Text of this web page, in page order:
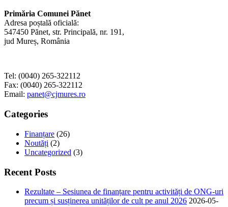
Primăria Comunei Pănet
Adresa poștală oficială:
547450 Pănet, str. Principală, nr. 191,
jud Mureș, România
Tel: (0040) 265-322112
Fax: (0040) 265-322112
Email: panet@cjmures.ro
Categories
Finanțare (26)
Noutăți (2)
Uncategorized (3)
Recent Posts
Rezultate – Sesiunea de finanțare pentru activități de ONG-uri
precum și susținerea unităților de cult pe anul 2026 2026-05-